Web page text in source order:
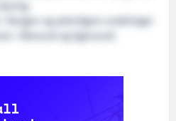
i Bergen og ytterligere avdelinger
i Ålesund og Egersund.